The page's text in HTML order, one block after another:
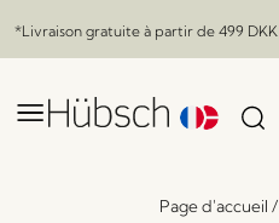
*Livraison gratuite à partir de 499 DKK
Page d'accueil /